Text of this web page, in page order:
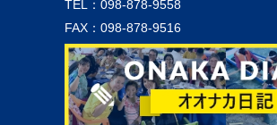
TEL：098-878-9558
FAX：098-878-9516